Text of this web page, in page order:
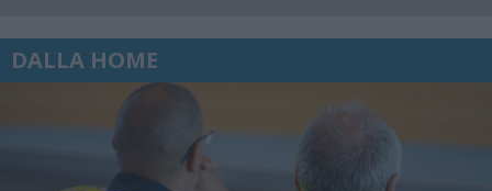
DALLA HOME